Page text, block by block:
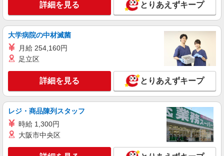
時給1,600円以上 試用期間中 時給1,600円以上
(試用期間2ヶ月) 残業が発生した場合、残業代を1
分単位で別途支給します。
グランダ西馬込 （東京都大田区南馬込5-42-
2）
詳細を見る
パート
コンパスグループ・ジャパン株式会社 39306_p
NEW
調理員【アルバイト・パート】
時給1,500円以上 試用期間中 時給1,500円以上
グランダ多摩川・大田 （東京都大田区矢口2
詳細を見る とりあえずキープ
大学病院の中材滅菌
月給 254,160円
足立区
詳細を見る とりあえずキープ
レジ・商品陳列スタッフ
時給 1,300円
大阪市中央区